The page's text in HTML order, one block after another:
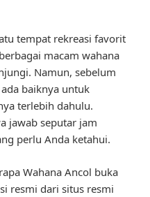
tempat rekreasi favorit
macam wahana
Namun, sebelum
baiknya untuk
terlebih dahulu.
jawab seputar jam
perlu Anda ketahui.
Wahana Ancol buka
resmi dari situs resmi